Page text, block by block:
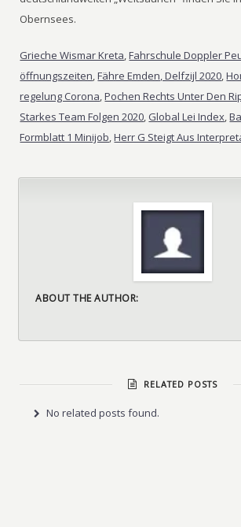
Grieche Wismar Kreta,Fahrschule Doppler
öffnungszeiten,Fähre Emden, Delfzijl 2020,
regelung Corona,Pochen Rechts Unter Den
Starkes Team Folgen 2020, Global Lei Index,
Formblatt 1 Minijob,Herr G Steigt Aus
ABOUT THE AUTHOR:
RELATED POSTS
No related posts found.